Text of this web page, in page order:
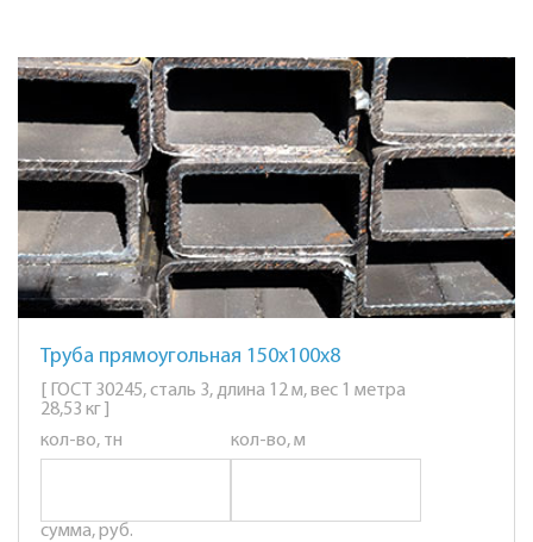
Труба прямоугольная 150х100х8
[ ГОСТ 30245, сталь 3, длина 12 м, вес 1 метра
28,53 кг ]
кол-во, тн
кол-во, м
сумма, руб.